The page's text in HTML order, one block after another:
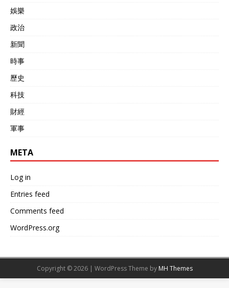
娛樂
政治
新聞
時事
歷史
科技
財經
軍事
META
Log in
Entries feed
Comments feed
WordPress.org
Copyright © 2026 | WordPress Theme by MH Themes